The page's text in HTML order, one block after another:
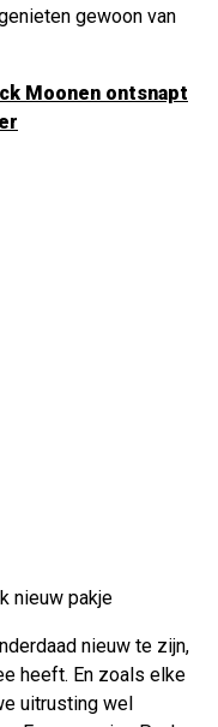
gewoon van
Moonen ontsnapt
nieuw pakje
nieuw te zijn,
heeft. En zoals elke
uitrusting wel